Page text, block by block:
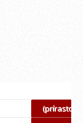
(prírastok)